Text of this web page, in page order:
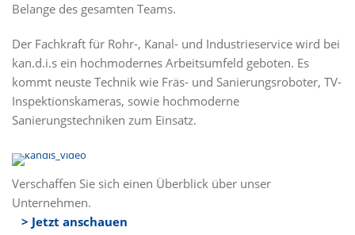
Belange des gesamten Teams.
Der Fachkraft für Rohr-, Kanal- und Industrieservice wird bei
kan.d.i.s ein hochmodernes Arbeitsumfeld geboten. Es
kommt neuste Technik wie Fräs- und Sanierungsroboter, TV-
Inspektionskameras, sowie hochmoderne
Sanierungstechniken zum Einsatz.
Verschaffen Sie sich einen Überblick über unser
Unternehmen.
> Jetzt anschauen